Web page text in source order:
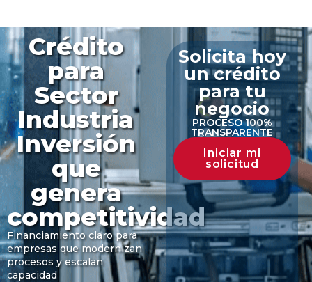
Crédito
para
Sector
Industria
Inversión
que
genera
competitividad
Financiamiento claro para
empresas que modernizan
procesos y escalan
capacidad
Solicita hoy
un crédito
para tu
negocio
PROCESO 100%
TRANSPARENTE
Iniciar mi
solicitud